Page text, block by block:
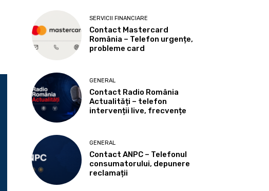
SERVICII FINANCIARE
Contact Mastercard
România – Telefon urgențe,
probleme card
GENERAL
Contact Radio România
Actualități – telefon
intervenții live, frecvențe
GENERAL
Contact ANPC – Telefonul
consumatorului, depunere
reclamații